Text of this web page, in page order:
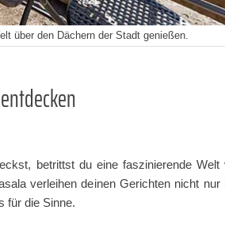
über den Dächern der Stadt genießen.
betrittst du eine faszinierende
verleihen deinen Gerichten nicht nur
für die Sinne.